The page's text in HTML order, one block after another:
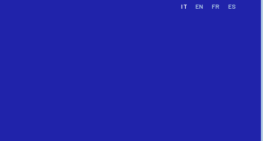
IT EN FR ES